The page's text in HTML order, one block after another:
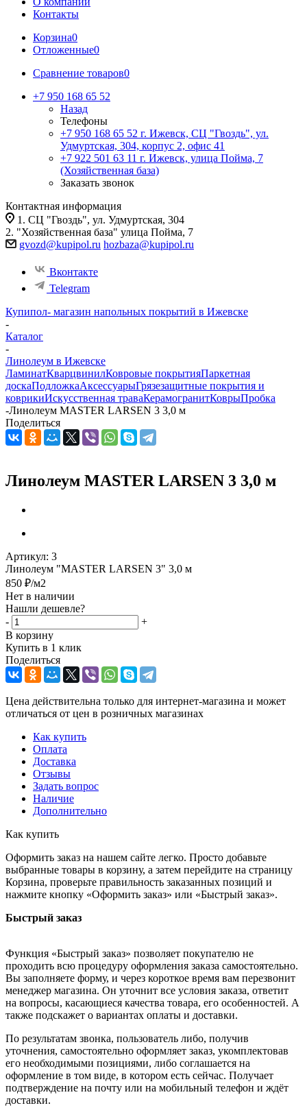
Контакты
Корзина0
Отложенные0
Сравнение товаров0
+7 950 168 65 52
Назад
Телефоны
+7 950 168 65 52 г. Ижевск, СЦ "Гвоздь", ул.
Удмуртская, 304, корпус 2, офис 41
+7 922 501 63 11 г. Ижевск, улица Пойма, 7
(Хозяйственная база)
Заказать звонок
Контактная информация
1. СЦ "Гвоздь", ул. Удмуртская, 304
2. "Хозяйственная база" улица Пойма, 7
gvozd@kupipol.ru hozbaza@kupipol.ru
Вконтакте
Telegram
Купипол- магазин напольных покрытий в Ижевске
-
Каталог
-
Линолеум в Ижевске
ЛаминатКварцвинилКовровые покрытияПаркетная
доскаПодложкаАксессуарыГрязезащитные покрытия и
коврикиИскусственная траваКерамогранитКоврыПробка
-Линолеум MASTER LARSEN 3 3,0 м
Поделиться
Линолеум MASTER LARSEN 3 3,0 м
Артикул: 3
Линолеум "MASTER LARSEN 3" 3,0 м
850 ₽/м2
Нет в наличии
Нашли дешевле?
-
+
В корзину
Купить в 1 клик
Поделиться
Цена действительна только для интернет-магазина и может
отличаться от цен в розничных магазинах
Как купить
Оплата
Доставка
Отзывы
Задать вопрос
Наличие
Дополнительно
Как купить
Оформить заказ на нашем сайте легко. Просто добавьте
выбранные товары в корзину, а затем перейдите на страницу
Корзина, проверьте правильность заказанных позиций и
нажмите кнопку «Оформить заказ» или «Быстрый заказ».
Быстрый заказ
Функция «Быстрый заказ» позволяет покупателю не
проходить всю процедуру оформления заказа самостоятельно.
Вы заполняете форму, и через короткое время вам перезвонит
менеджер магазина. Он уточнит все условия заказа, ответит
на вопросы, касающиеся качества товара, его особенностей. А
также подскажет о вариантах оплаты и доставки.
По результатам звонка, пользователь либо, получив
уточнения, самостоятельно оформляет заказ, укомплектовав
его необходимыми позициями, либо соглашается на
оформление в том виде, в котором есть сейчас. Получает
подтверждение на почту или на мобильный телефон и ждёт
доставки.